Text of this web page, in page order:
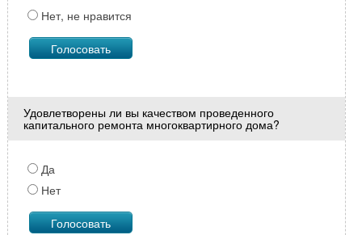
Нет, не нравится
Удовлетворены ли вы качеством проведенного
капитального ремонта многоквартирного дома?
Да
Нет